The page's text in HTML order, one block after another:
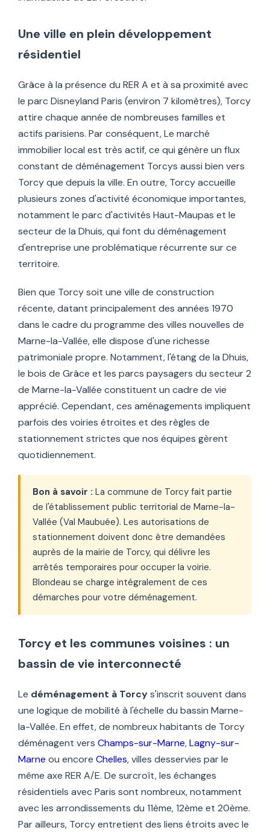
Une ville en plein développement
résidentiel
Grâce à la présence du RER A et à sa proximité avec
le parc Disneyland Paris (environ 7 kilomètres), Torcy
attire chaque année de nombreuses familles et
actifs parisiens. Par conséquent, Le marché
immobilier local est très actif, ce qui génère un flux
constant de déménagement Torcys aussi bien vers
Torcy que depuis la ville. En outre, Torcy accueille
plusieurs zones d'activité économique importantes,
notamment le parc d'activités Haut-Maupas et le
secteur de la Dhuis, qui font du déménagement
d'entreprise une problématique récurrente sur ce
territoire.
Bien que Torcy soit une ville de construction
récente, datant principalement des années 1970
dans le cadre du programme des villes nouvelles de
Marne-la-Vallée, elle dispose d'une richesse
patrimoniale propre. Notamment, l'étang de la Dhuis,
le bois de Grâce et les parcs paysagers du secteur 2
de Marne-la-Vallée constituent un cadre de vie
apprécié. Cependant, ces aménagements impliquent
parfois des voiries étroites et des règles de
stationnement strictes que nos équipes gèrent
quotidiennement.
Bon à savoir : La commune de Torcy fait partie
de l'établissement public territorial de Marne-la-
Vallée (Val Maubuée). Les autorisations de
stationnement doivent donc être demandées
auprès de la mairie de Torcy, qui délivre les
arrêtés temporaires pour occuper la voirie.
Blondeau se charge intégralement de ces
démarches pour votre déménagement.
Torcy et les communes voisines : un
bassin de vie interconnecté
Le déménagement à Torcys'inscrit souvent dans
une logique de mobilité à l'échelle du bassin Marne-
la-Vallée. En effet, de nombreux habitants de Torcy
déménagent vers Champs-sur-Marne,Lagny-sur-
Marne ou encore Chelles, villes desservies par le
même axe RER A/E. De surcroît, les échanges
résidentiels avec Paris sont nombreux, notamment
avec les arrondissements du 11ème, 12ème et 20ème.
Par ailleurs, Torcy entretient des liens étroits avec le